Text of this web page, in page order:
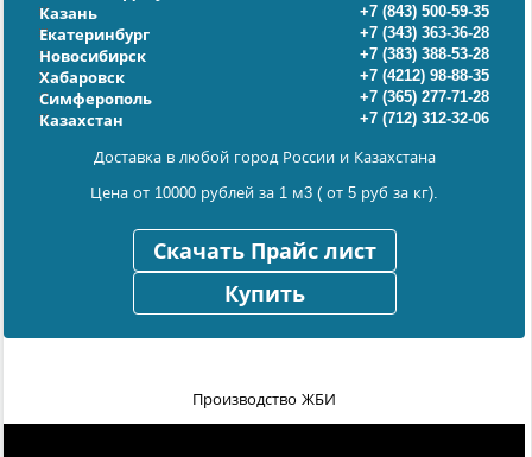
Казань
+7 (843) 500-59-35
Екатеринбург
+7 (343) 363-36-28
Новосибирск
+7 (383) 388-53-28
Хабаровск
+7 (4212) 98-88-35
Симферополь
+7 (365) 277-71-28
Казахстан
+7 (712) 312-32-06
Доставка в любой город России и Казахстана
Цена от 10000 рублей за 1 м3 ( от 5 руб за кг).
Скачать Прайс лист
Купить
Производство ЖБИ